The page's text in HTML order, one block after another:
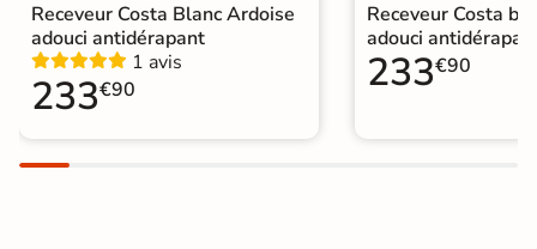
Receveur Costa Blanc Ardoise
adouci antidérapant
1 avis
233€90
Receveur Costa
adouci
233€90